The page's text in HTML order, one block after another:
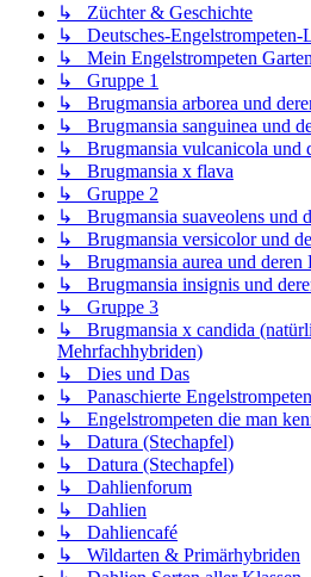
↳ Züchter & Geschichte
↳ Deutsches-Engelstrompeten-
↳ Mein Engelstrompeten Garten
↳ Gruppe 1
↳ Brugmansia arborea und
↳ Brugmansia sanguinea und
↳ Brugmansia vulcanicola und
↳ Brugmansia x flava
↳ Gruppe 2
↳ Brugmansia suaveolens und
↳ Brugmansia versicolor und
↳ Brugmansia aurea und deren
↳ Brugmansia insignis und
↳ Gruppe 3
↳ Brugmansia x candida
Mehrfachhybriden)
↳ Dies und Das
↳ Panaschierte Engelstrompeten
↳ Engelstrompeten die man
↳ Datura (Stechapfel)
↳ Datura (Stechapfel)
↳ Dahlienforum
↳ Dahlien
↳ Dahliencafé
↳ Wildarten & Primärhybriden